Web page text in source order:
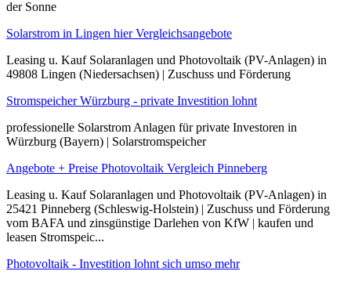
der Sonne
Solarstrom in Lingen hier Vergleichsangebote
Leasing u. Kauf Solaranlagen und Photovoltaik (PV-Anlagen) in
49808 Lingen (Niedersachsen) | Zuschuss und Förderung
Stromspeicher Würzburg - private Investition lohnt
professionelle Solarstrom Anlagen für private Investoren in
Würzburg (Bayern) | Solarstromspeicher
Angebote + Preise Photovoltaik Vergleich Pinneberg
Leasing u. Kauf Solaranlagen und Photovoltaik (PV-Anlagen) in
25421 Pinneberg (Schleswig-Holstein) | Zuschuss und Förderung
vom BAFA und zinsgünstige Darlehen von KfW | kaufen und
leasen Stromspeic...
Photovoltaik - Investition lohnt sich umso mehr